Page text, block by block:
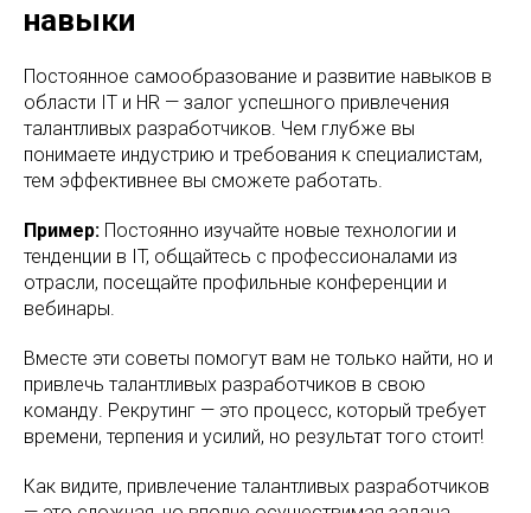
навыки
Постоянное самообразование и развитие навыков в
области IT и HR — залог успешного привлечения
талантливых разработчиков. Чем глубже вы
понимаете индустрию и требования к специалистам,
тем эффективнее вы сможете работать.
Пример: Постоянно изучайте новые технологии и
тенденции в IT, общайтесь с профессионалами из
отрасли, посещайте профильные конференции и
вебинары.
Вместе эти советы помогут вам не только найти, но и
привлечь талантливых разработчиков в свою
команду. Рекрутинг — это процесс, который требует
времени, терпения и усилий, но результат того стоит!
Как видите, привлечение талантливых разработчиков